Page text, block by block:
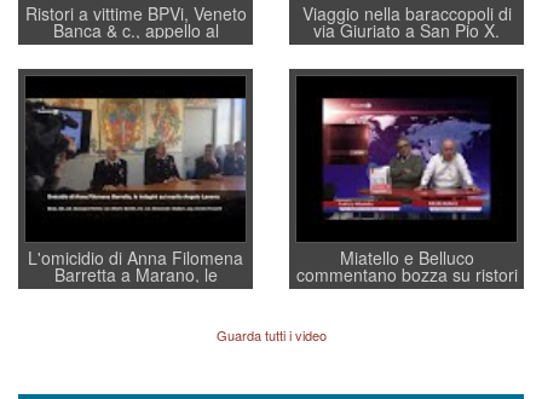
Ristori a vittime BPVi, Veneto
Banca & c., appello al
sottosegretario Alessio
Villarosa: per mettere ordine
convochi con Di Maio CNCU
a supporto della cabina di
regia al Mef
Viaggio nella baraccopoli di
via Giuriato a San Pio X.
Vicenza ai Vicentini: “faremo
un regalo di Natale ai
residenti”
L'omicidio di Anna Filomena
Barretta a Marano, le
indagini dei carabinieri di
quelle di... Barbara D'Urso
Miatello e Belluco
commentano bozza su ristori
BPVi e Veneto Banca
Guarda tutti i video